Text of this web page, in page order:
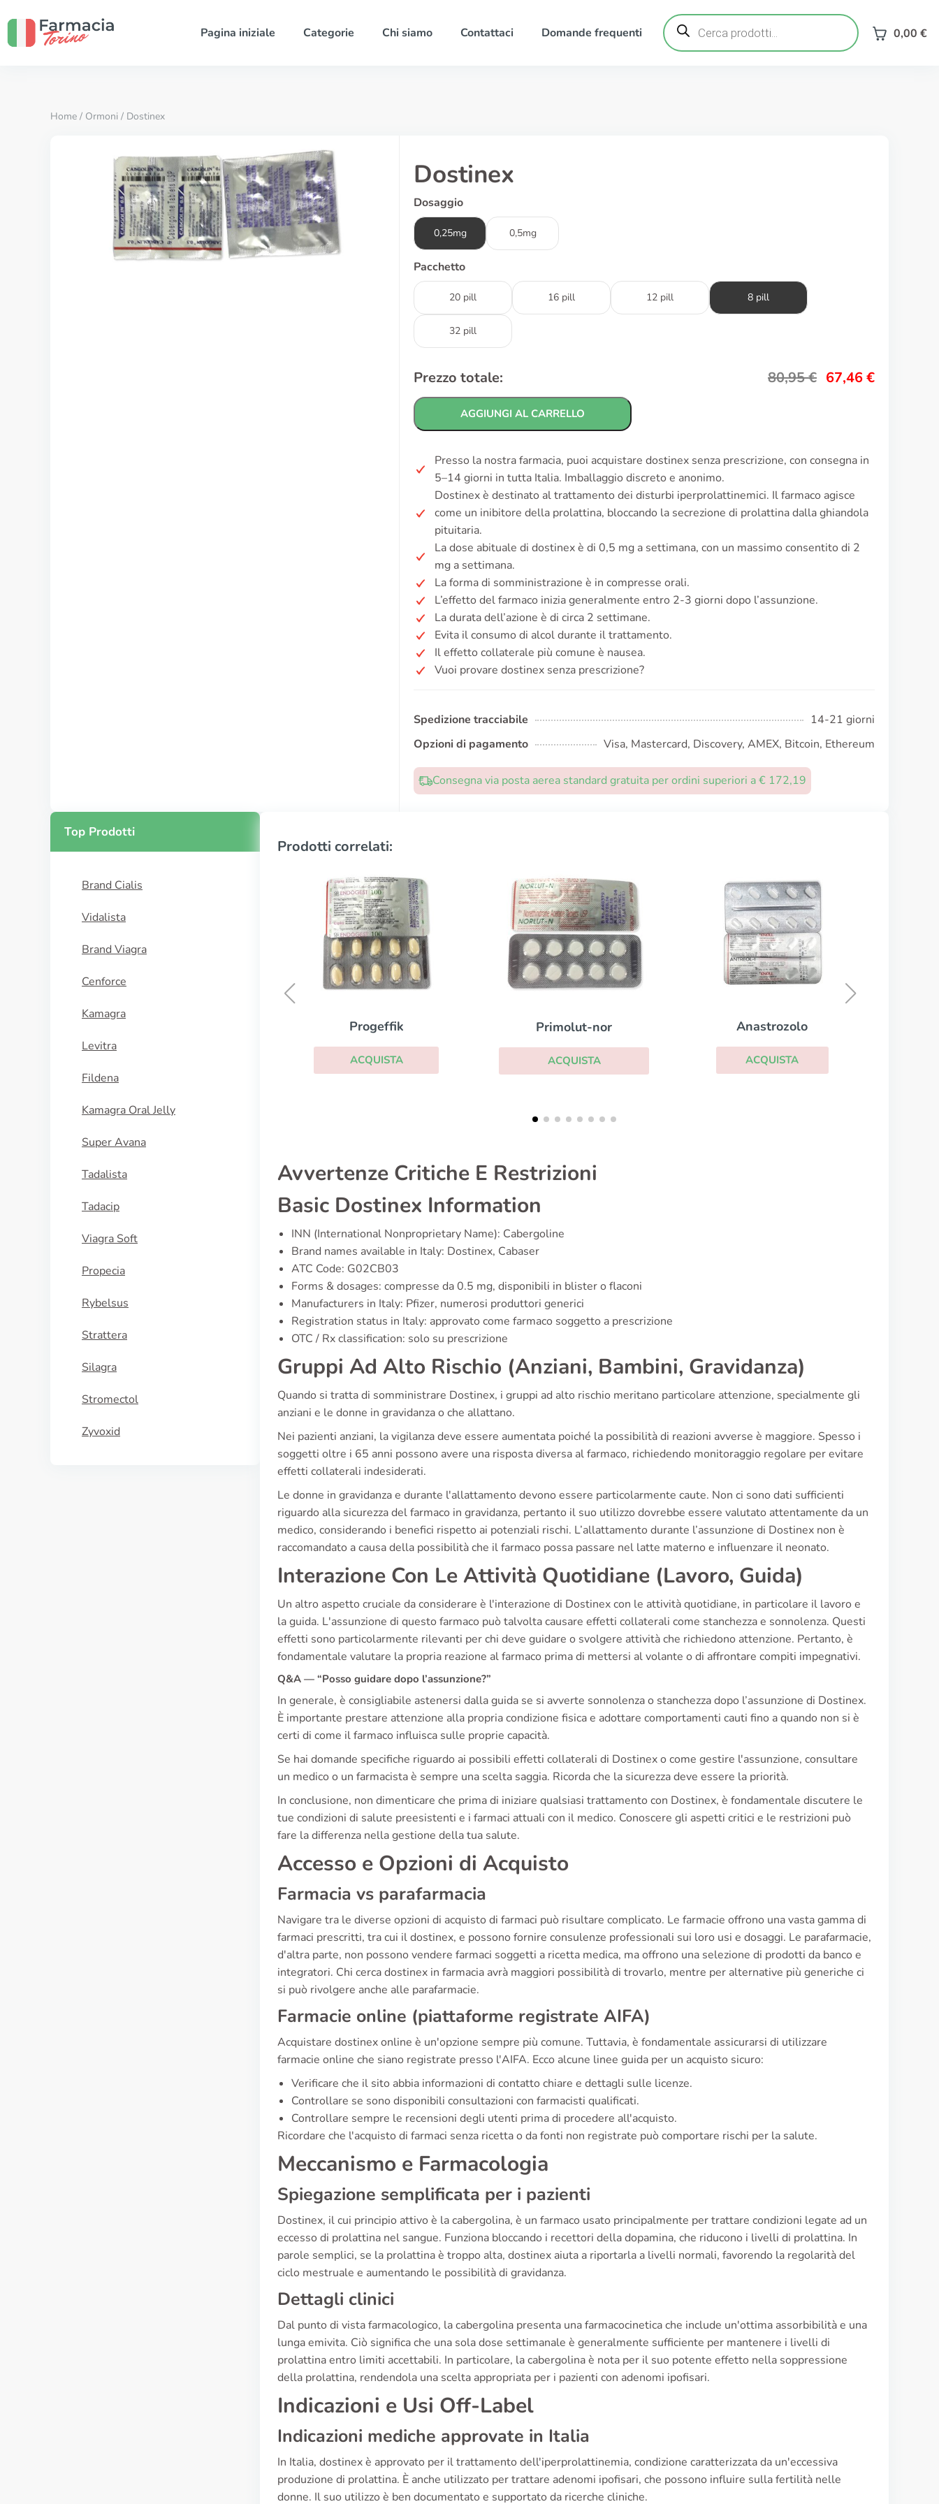
Pagina iniziale Categorie Chi siamo Contattaci Domande frequenti
Ricerca
prodotti 0,00 €
Home / Ormoni / Dostinex
Dostinex
Dosaggio
0,25mg 0,5mg
Pacchetto
20 pill 16 pill 12 pill 8 pill
32 pill
Prezzo totale: 80,95€ 67,46€
AGGIUNGI AL CARRELLO
Presso la nostra farmacia, puoi acquistare dostinex senza prescrizione, con consegna in
5–14 giorni in tutta Italia. Imballaggio discreto e anonimo.
Dostinex è destinato al trattamento dei disturbi iperprolattinemici. Il farmaco agisce
come un inibitore della prolattina, bloccando la secrezione di prolattina dalla ghiandola
pituitaria.
La dose abituale di dostinex è di 0,5 mg a settimana, con un massimo consentito di 2
mg a settimana.
La forma di somministrazione è in compresse orali.
L’effetto del farmaco inizia generalmente entro 2-3 giorni dopo l’assunzione.
La durata dell’azione è di circa 2 settimane.
Evita il consumo di alcol durante il trattamento.
Il effetto collaterale più comune è nausea.
Vuoi provare dostinex senza prescrizione?
Spedizione tracciabile
14-21 giorni
Opzioni di pagamento
Visa, Mastercard, Discovery, AMEX, Bitcoin, Ethereum
Consegna via posta aerea standard gratuita per ordini superiori a € 172,19
Top Prodotti
Brand Cialis
Vidalista
Brand Viagra
Cenforce
Kamagra
Levitra
Fildena
Kamagra Oral Jelly
Super Avana
Tadalista
Tadacip
Viagra Soft
Propecia
Rybelsus
Strattera
Silagra
Stromectol
Zyvoxid
Prodotti correlati:
Primolut-nor
ACQUISTA
Anastrozolo
ACQUISTA
Mircette
Avvertenze Critiche E Restrizioni
Basic Dostinex Information
INN (International Nonproprietary Name): Cabergoline
Brand names available in Italy: Dostinex, Cabaser
ATC Code: G02CB03
Forms & dosages: compresse da 0.5 mg, disponibili in blister o flaconi
Manufacturers in Italy: Pfizer, numerosi produttori generici
Registration status in Italy: approvato come farmaco soggetto a prescrizione
OTC / Rx classification: solo su prescrizione
Gruppi Ad Alto Rischio (Anziani, Bambini, Gravidanza)
Quando si tratta di somministrare Dostinex, i gruppi ad alto rischio meritano particolare attenzione, specialmente gli
anziani e le donne in gravidanza o che allattano.
Nei pazienti anziani, la vigilanza deve essere aumentata poiché la possibilità di reazioni avverse è maggiore. Spesso i
soggetti oltre i 65 anni possono avere una risposta diversa al farmaco, richiedendo monitoraggio regolare per evitare
effetti collaterali indesiderati.
Le donne in gravidanza e durante l'allattamento devono essere particolarmente caute. Non ci sono dati sufficienti
riguardo alla sicurezza del farmaco in gravidanza, pertanto il suo utilizzo dovrebbe essere valutato attentamente da un
medico, considerando i benefici rispetto ai potenziali rischi. L’allattamento durante l’assunzione di Dostinex non è
raccomandato a causa della possibilità che il farmaco possa passare nel latte materno e influenzare il neonato.
Interazione Con Le Attività Quotidiane (Lavoro, Guida)
Un altro aspetto cruciale da considerare è l'interazione di Dostinex con le attività quotidiane, in particolare il lavoro e
la guida. L'assunzione di questo farmaco può talvolta causare effetti collaterali come stanchezza e sonnolenza. Questi
effetti sono particolarmente rilevanti per chi deve guidare o svolgere attività che richiedono attenzione. Pertanto, è
fondamentale valutare la propria reazione al farmaco prima di mettersi al volante o di affrontare compiti impegnativi.
Q&A — “Posso guidare dopo l’assunzione?”
In generale, è consigliabile astenersi dalla guida se si avverte sonnolenza o stanchezza dopo l’assunzione di Dostinex.
È importante prestare attenzione alla propria condizione fisica e adottare comportamenti cauti fino a quando non si è
certi di come il farmaco influisca sulle proprie capacità.
Se hai domande specifiche riguardo ai possibili effetti collaterali di Dostinex o come gestire l'assunzione, consultare
un medico o un farmacista è sempre una scelta saggia. Ricorda che la sicurezza deve essere la priorità.
In conclusione, non dimenticare che prima di iniziare qualsiasi trattamento con Dostinex, è fondamentale discutere le
tue condizioni di salute preesistenti e i farmaci attuali con il medico. Conoscere gli aspetti critici e le restrizioni può
fare la differenza nella gestione della tua salute.
Accesso e Opzioni di Acquisto
Farmacia vs parafarmacia
Navigare tra le diverse opzioni di acquisto di farmaci può risultare complicato. Le farmacie offrono una vasta gamma di
farmaci prescritti, tra cui il dostinex, e possono fornire consulenze professionali sui loro usi e dosaggi. Le parafarmacie,
d'altra parte, non possono vendere farmaci soggetti a ricetta medica, ma offrono una selezione di prodotti da banco e
integratori. Chi cerca dostinex in farmacia avrà maggiori possibilità di trovarlo, mentre per alternative più generiche ci
si può rivolgere anche alle parafarmacie.
Farmacie online (piattaforme registrate AIFA)
Acquistare dostinex online è un'opzione sempre più comune. Tuttavia, è fondamentale assicurarsi di utilizzare
farmacie online che siano registrate presso l'AIFA. Ecco alcune linee guida per un acquisto sicuro:
Verificare che il sito abbia informazioni di contatto chiare e dettagli sulle licenze.
Controllare se sono disponibili consultazioni con farmacisti qualificati.
Controllare sempre le recensioni degli utenti prima di procedere all'acquisto.
Ricordare che l'acquisto di farmaci senza ricetta o da fonti non registrate può comportare rischi per la salute.
Meccanismo e Farmacologia
Spiegazione semplificata per i pazienti
Dostinex, il cui principio attivo è la cabergolina, è un farmaco usato principalmente per trattare condizioni legate ad un
eccesso di prolattina nel sangue. Funziona bloccando i recettori della dopamina, che riducono i livelli di prolattina. In
parole semplici, se la prolattina è troppo alta, dostinex aiuta a riportarla a livelli normali, favorendo la regolarità del
ciclo mestruale e aumentando le possibilità di gravidanza.
Dettagli clinici
Dal punto di vista farmacologico, la cabergolina presenta una farmacocinetica che include un'ottima assorbibilità e una
lunga emivita. Ciò significa che una sola dose settimanale è generalmente sufficiente per mantenere i livelli di
prolattina entro limiti accettabili. In particolare, la cabergolina è nota per il suo potente effetto nella soppressione
della prolattina, rendendola una scelta appropriata per i pazienti con adenomi ipofisari.
Indicazioni e Usi Off-Label
Indicazioni mediche approvate in Italia
In Italia, dostinex è approvato per il trattamento dell'iperprolattinemia, condizione caratterizzata da un'eccessiva
produzione di prolattina. È anche utilizzato per trattare adenomi ipofisari, che possono influire sulla fertilità nelle
donne. Il suo utilizzo è ben documentato e supportato da ricerche cliniche.